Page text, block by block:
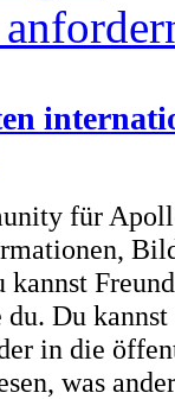
für
Du
in die
was